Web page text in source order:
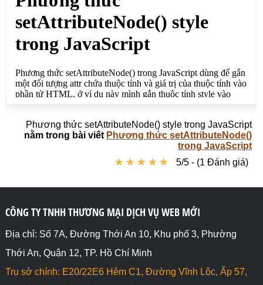
Phương thức setAttributeNode() style trong JavaScript
nằm trong bài viết Phương thức setAttributeNode()
trong JavaScript
★ ★ ★ ★ ★
★ ★ ★ ★ ★ 5/5 - (1 Đánh giá)
CÔNG TY TNHH THƯƠNG MẠI DỊCH VỤ WEB MỚI
Địa chỉ: Số 7A, Đường Thới An 10, Khu phố 3, Phường
Thới An, Quận 12, TP. Hồ Chí Minh
Trụ sở chính: E20/22E6 Hẻm C1, Đường Vĩnh Lộc, Ấp 57,